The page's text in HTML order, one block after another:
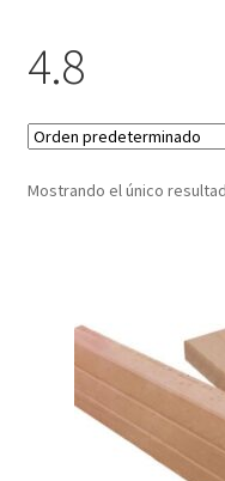
Productos
4.8
Mostrando el único